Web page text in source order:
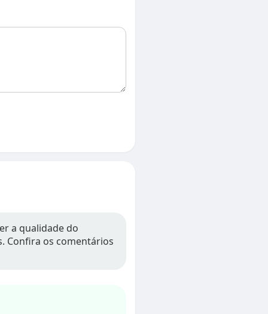
a qualidade do
Confira os comentários